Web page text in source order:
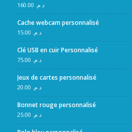
د.م.
Cache webcam personnalisé
د.م.
Clé USB en cuir Personnalisé
د.م.
Jeux de cartes personnalisé
د.م.
Bonnet rouge personnalisé
د.م.